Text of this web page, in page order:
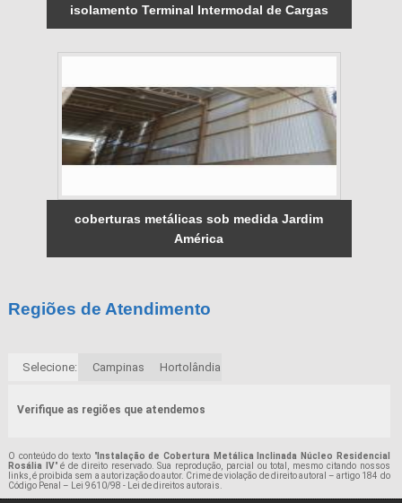
isolamento Terminal Intermodal de Cargas
coberturas metálicas sob medida Jardim
América
Regiões de Atendimento
Selecione: Campinas Hortolândia
Verifique as regiões que atendemos
O conteúdo do texto "Instalação de Cobertura Metálica Inclinada Núcleo Residencial
Rosália IV" é de direito reservado. Sua reprodução, parcial ou total, mesmo citando nossos
links, é proibida sem a autorização do autor. Crime de violação de direito autoral – artigo 184 do
Código Penal –
Lei 9610/98 - Lei de direitos autorais